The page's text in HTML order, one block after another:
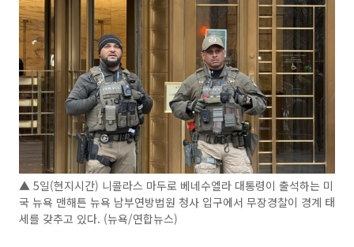
▲ 5일(현지시간) 니콜라스 마두로 베네수엘라 대통령이 출석하는 미
국 뉴욕 맨해튼 뉴욕 남부연방법원 청사 입구에서 무장경찰이 경계 태
세를 갖추고 있다. (뉴욕/연합뉴스)